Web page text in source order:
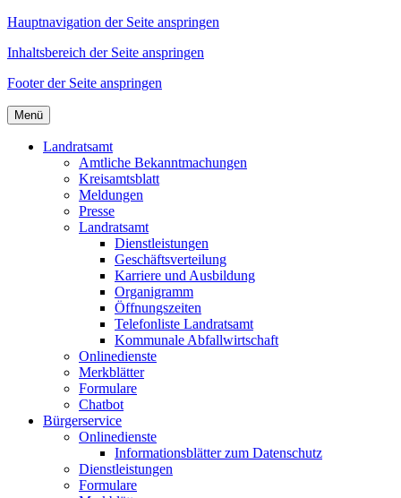
Hauptnavigation der Seite anspringen
Inhaltsbereich der Seite anspringen
Footer der Seite anspringen
Menü
Landratsamt
Amtliche Bekanntmachungen
Kreisamtsblatt
Meldungen
Presse
Landratsamt
Dienstleistungen
Geschäftsverteilung
Karriere und Ausbildung
Organigramm
Öffnungszeiten
Telefonliste Landratsamt
Kommunale Abfallwirtschaft
Onlinedienste
Merkblätter
Formulare
Chatbot
Bürgerservice
Onlinedienste
Informationsblätter zum Datenschutz
Dienstleistungen
Formulare